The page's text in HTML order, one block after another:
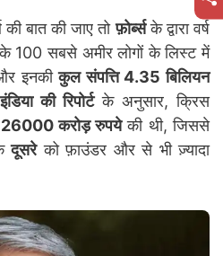
बात की जाए तोफ़ोर्ब्सके द्वारा वर्ष
100 सबसे अमीर लोगों के लिस्ट में
इनकीकुल संपत्ति 4.35 बिलियन
की रिपोर्टके अनुसार, क्रिस
26000 करोड़ रुपयेकी थी, जिससे
दूसरेको फ़ाउंडर और से भी ज़्यादा